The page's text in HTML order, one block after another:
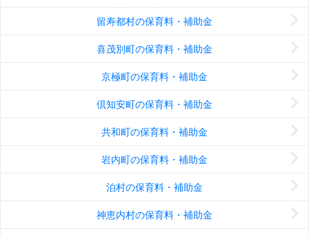
留寿都村の保育料・補助金
喜茂別町の保育料・補助金
京極町の保育料・補助金
倶知安町の保育料・補助金
共和町の保育料・補助金
岩内町の保育料・補助金
泊村の保育料・補助金
神恵内村の保育料・補助金